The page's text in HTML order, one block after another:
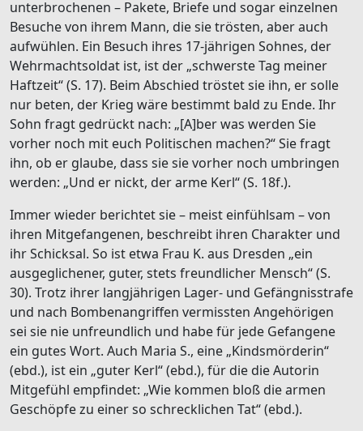
unterbrochenen – Pakete, Briefe und sogar einzelnen
Besuche von ihrem Mann, die sie trösten, aber auch
aufwühlen. Ein Besuch ihres 17-jährigen Sohnes, der
Wehrmachtsoldat ist, ist der „schwerste Tag meiner
Haftzeit“ (S. 17). Beim Abschied tröstet sie ihn, er solle
nur beten, der Krieg wäre bestimmt bald zu Ende. Ihr
Sohn fragt gedrückt nach: „[A]ber was werden Sie
vorher noch mit euch Politischen machen?“ Sie fragt
ihn, ob er glaube, dass sie sie vorher noch umbringen
werden: „Und er nickt, der arme Kerl“ (S. 18f.).
Immer wieder berichtet sie – meist einfühlsam – von
ihren Mitgefangenen, beschreibt ihren Charakter und
ihr Schicksal. So ist etwa Frau K. aus Dresden „ein
ausgeglichener, guter, stets freundlicher Mensch“ (S.
30). Trotz ihrer langjährigen Lager- und Gefängnisstrafe
und nach Bombenangriffen vermissten Angehörigen
sei sie nie unfreundlich und habe für jede Gefangene
ein gutes Wort. Auch Maria S., eine „Kindsmörderin“
(ebd.), ist ein „guter Kerl“ (ebd.), für die die Autorin
Mitgefühl empfindet: „Wie kommen bloß die armen
Geschöpfe zu einer so schrecklichen Tat“ (ebd.).